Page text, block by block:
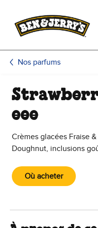
Nos parfums
eee
Crèmes glacées Fraise
Doughnut, inclusions
Où acheter